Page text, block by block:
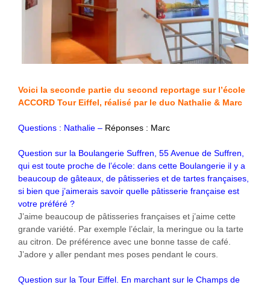
Voici la seconde partie du second reportage sur l’école
ACCORD Tour Eiffel, réalisé par le duo Nathalie & Marc
Questions : Nathalie – Réponses : Marc
Question sur la Boulangerie Suffren, 55 Avenue de Suffren,
qui est toute proche de l’école: dans cette Boulangerie il y a
beaucoup de gâteaux, de pâtisseries et de tartes françaises,
si bien que j’aimerais savoir quelle pâtisserie française est
votre préféré ?
J’aime beaucoup de pâtisseries françaises et j’aime cette
grande variété. Par exemple l’éclair, la meringue ou la tarte
au citron. De préférence avec une bonne tasse de café.
J’adore y aller pendant mes poses pendant le cours.
Question sur la Tour Eiffel. En marchant sur le Champs de